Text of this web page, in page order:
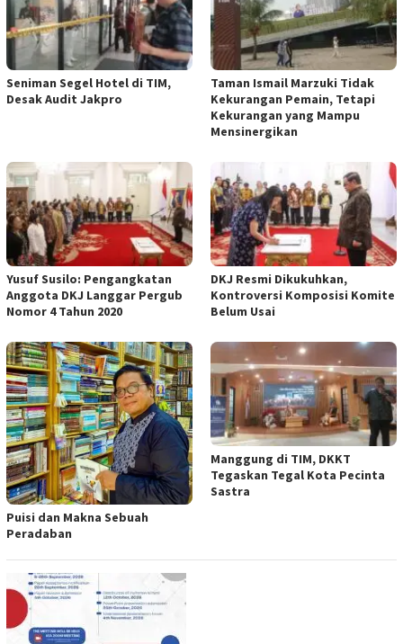
Seniman Segel Hotel di TIM,
Desak Audit Jakpro
Taman Ismail Marzuki Tidak
Kekurangan Pemain, Tetapi
Kekurangan yang Mampu
Mensinergikan
Yusuf Susilo: Pengangkatan
Anggota DKJ Langgar Pergub
Nomor 4 Tahun 2020
DKJ Resmi Dikukuhkan,
Kontroversi Komposisi Komite
Belum Usai
Puisi dan Makna Sebuah
Peradaban
Manggung di TIM, DKKT
Tegaskan Tegal Kota Pecinta
Sastra